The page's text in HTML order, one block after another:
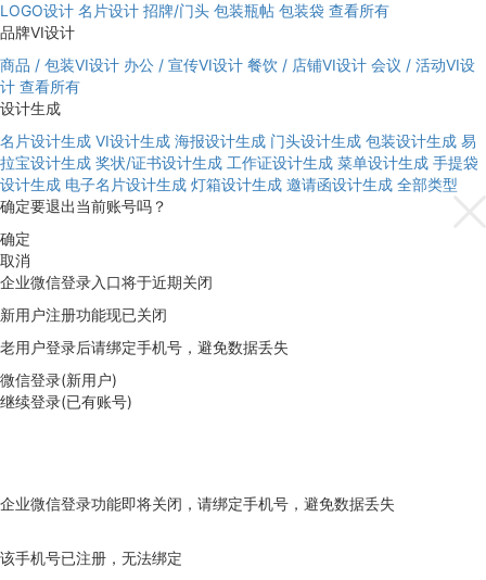
LOGO设计 名片设计 招牌/门头 包装瓶帖 包装袋 查看所有
品牌VI设计
商品 / 包装VI设计 办公 / 宣传VI设计 餐饮 / 店铺VI设计 会议 / 活动VI设
计 查看所有
设计生成
名片设计生成 VI设计生成 海报设计生成 门头设计生成 包装设计生成 易
拉宝设计生成 奖状/证书设计生成 工作证设计生成 菜单设计生成 手提袋
设计生成 电子名片设计生成 灯箱设计生成 邀请函设计生成 全部类型
确定要退出当前账号吗？
确定
取消
企业微信登录入口将于近期关闭
新用户注册功能现已关闭
老用户登录后请绑定手机号，避免数据丢失
微信登录(新用户)
继续登录(已有账号)
企业微信登录功能即将关闭，请绑定手机号，避免数据丢失
该手机号已注册，无法绑定